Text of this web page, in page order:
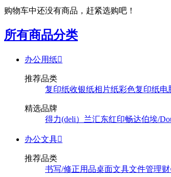
购物车中还没有商品，赶紧选购吧！
所有商品分类
办公用纸
推荐品类
复印纸收银纸相片纸彩色复印纸电
精选品牌
得力(deli） 兰汇东红印畅达伯埃/
办公文具
推荐品类
书写/修正用品桌面文具文件管理